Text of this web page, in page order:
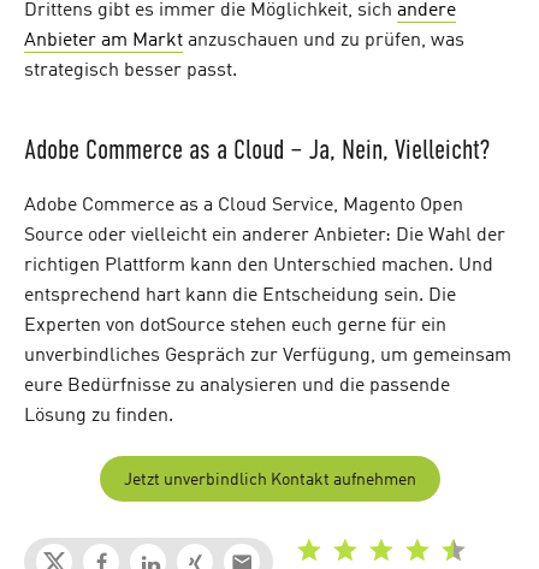
Drittens gibt es immer die Möglichkeit, sich andere
Anbieter am Markt anzuschauen und zu prüfen, was
strategisch besser passt.
Adobe Commerce as a Cloud – Ja, Nein, Vielleicht?
Adobe Commerce as a Cloud Service, Magento Open
Source oder vielleicht ein anderer Anbieter: Die Wahl der
richtigen Plattform kann den Unterschied machen. Und
entsprechend hart kann die Entscheidung sein. Die
Experten von dotSource stehen euch gerne für ein
unverbindliches Gespräch zur Verfügung, um gemeinsam
eure Bedürfnisse zu analysieren und die passende
Lösung zu finden.
Jetzt unverbindlich Kontakt aufnehmen